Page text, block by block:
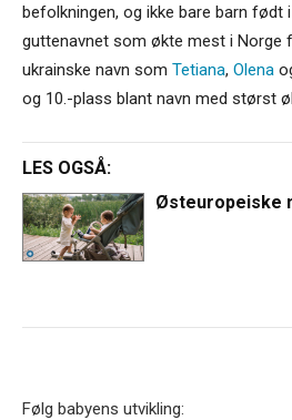
befolkningen, og ikke bare barn født
guttenavnet som økte mest i Norge
ukrainske navn som Tetiana, Olena
og 10.-plass blant navn med størst
LES OGSÅ:
Østeuropeiske
Følg babyens utvikling: